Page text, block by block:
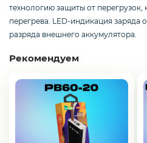
Смартфоны /
Комплектующие ПК
технологию защиты от перегрузок,
перегрева. LED-индикация заряда
разряда внешнего аккумулятора.
Рекомендуем